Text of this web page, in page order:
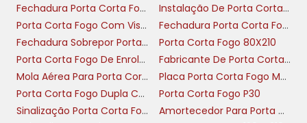
Montagem alinhada à segurança
vedação e manutenção
Fechaduras embutidas exigem rebaixo na folha
para manter resistência ao fogo e
embutir chave mantém o plano da porta,
aquecimento e facilita a vedação com guarnição
Fechadura Porta Corta Fogo Com Barra Antipânico
Instalação De Porta Corta Fogo
Porta Corta Fogo Com Visor
Fechadura Porta Corta Fogo Sem Chave
Fechadura Sobrepor Porta Corta Fogo
Porta Corta Fogo 80X210
Porta Corta Fogo De Enrolar
Fabricante De Porta Corta Fogo
Mola Aérea Para Porta Corta Fogo
Placa Porta Corta Fogo Mantenha Fechada
Porta Corta Fogo Dupla Com Barra Antipanico
Porta Corta Fogo P30
Sinalização Porta Corta Fogo
Amortecedor Para Porta Corta Fogo